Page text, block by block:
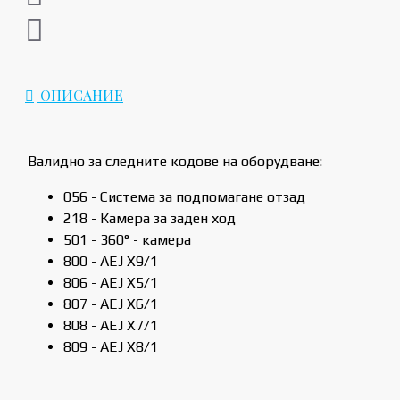
ОПИСАНИЕ
Валидно за следните кодове на оборудване:
056 - Система за подпомагане отзад
218 - Камера за заден ход
501 - 360° - камера
800 - AEJ X9/1
806 - AEJ X5/1
807 - AEJ X6/1
808 - AEJ X7/1
809 - AEJ X8/1